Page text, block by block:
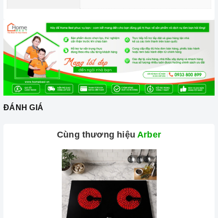
Lưu ý những chất liệu sau sẽ phù hợp với mặtbếp từ: sắt,
thép không gỉ, gang, gang tráng men hoặc các vật liệu từ
tính.
Các vật liệu không hoạt động trên mặtbếp từ: thủy tinh,
đồng, nhôm, trừ khi đáy nồi có đặc tính từ tính (hút được
nam châm).
Cần chọn đáy nồi nhẵn và bằng phẳng, tránh những loại có
rãnh hoặc nồi đáy lõm.
vì sẽ tạo ra rất nhiều tiếng ồn trong khi nấu, đồng thời dễ ảnh
hưởng không tốt đếnbếp điện từ.
Nên chọn nồi có đường kính đáy phù hợp với vùng nấu,
không nhỏ quá cũng không to quá vì dễ gây ra sự cố không
nhận nồi. Đường kính nồi thông thường khoảng từ 10-35cm.
Lưu ý trong quá trình nấu
ĐÁNH GIÁ
Cùng thương hiệuArber